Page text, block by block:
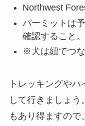
Northwest
パーミットは
確認すること
※犬は紐でつな
トレッキングや
して行きましょう
もあり得ますの